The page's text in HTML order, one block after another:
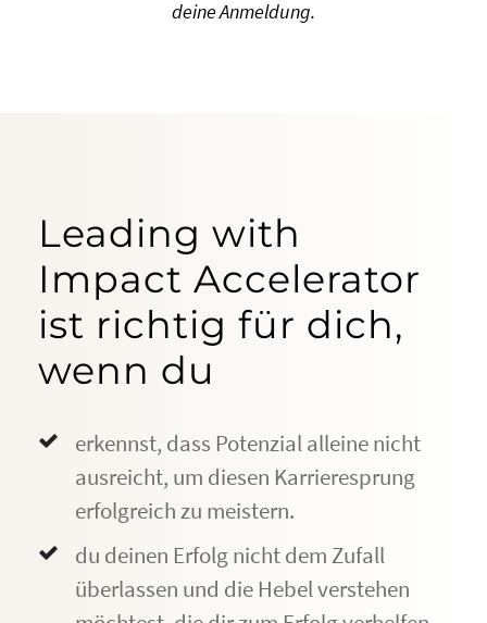
deine Anmeldung.
Leading with
Impact Accelerator
ist richtig für dich,
wenn du
erkennst, dass Potenzial alleine nicht
ausreicht, um diesen Karrieresprung
erfolgreich zu meistern.
du deinen Erfolg nicht dem Zufall
überlassen und die Hebel verstehen